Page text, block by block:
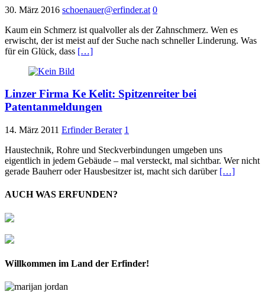
30. März 2016 schoenauer@erfinder.at 0
Kaum ein Schmerz ist qualvoller als der Zahnschmerz. Wen es
erwischt, der ist meist auf der Suche nach schneller Linderung. Was
für ein Glück, dass […]
Linzer Firma Ke Kelit: Spitzenreiter bei
Patentanmeldungen
14. März 2011 Erfinder Berater 1
Haustechnik, Rohre und Steckverbindungen umgeben uns
eigentlich in jedem Gebäude – mal versteckt, mal sichtbar. Wer nicht
gerade Bauherr oder Hausbesitzer ist, macht sich darüber […]
AUCH WAS ERFUNDEN?
Willkommen im Land der Erfinder!